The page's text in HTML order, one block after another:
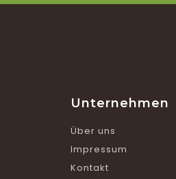
Unternehmen
Über uns
Impressum
Kontakt